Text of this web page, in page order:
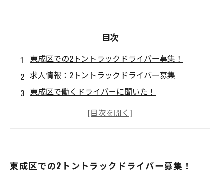
目次
東成区での2トントラックドライバー募集！
求人情報：2トントラックドライバー募集
東成区で働くドライバーに聞いた！
日給○○円！2トントラックドライバーとして働
東成区での2トントラックドライバー募集！